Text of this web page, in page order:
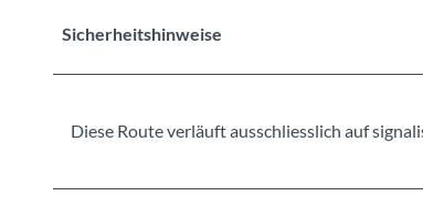
Sicherheitshinweise
Diese Route verläuft ausschliesslich auf